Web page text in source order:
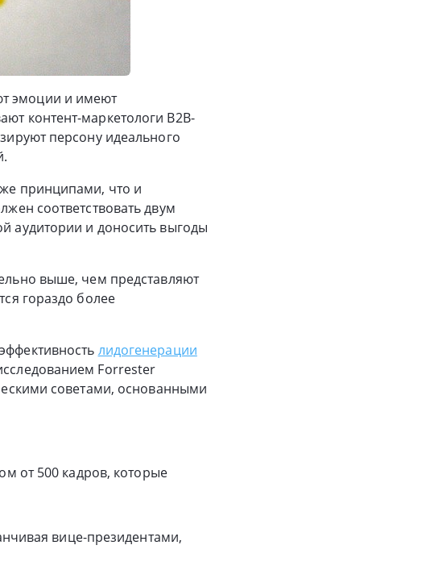
эмоции и имеют
контент-маркетологи B2B-
персону идеального
принципами, что и
соответствовать двум
аудитории и доносить выгоды
выше, чем представляют
гораздо более
лидогенерации
Forrester
советами, основанными
от 500 кадров, которые
вице-президентами,